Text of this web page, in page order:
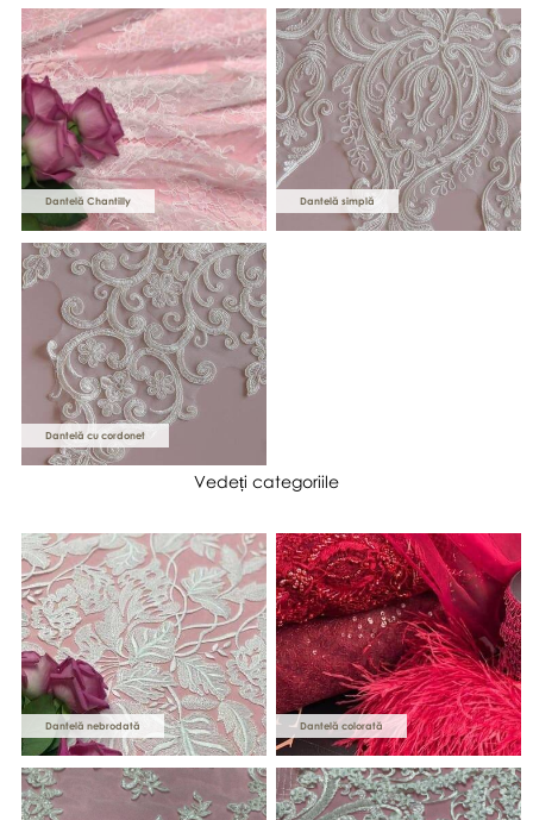
Dantelă Chantilly Dantelă simplă
Dantelă cu cordonet
Vedeți categoriile
Dantelă nebrodată Dantelă colorată